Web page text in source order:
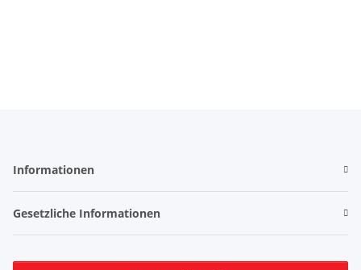
Informationen
Gesetzliche Informationen